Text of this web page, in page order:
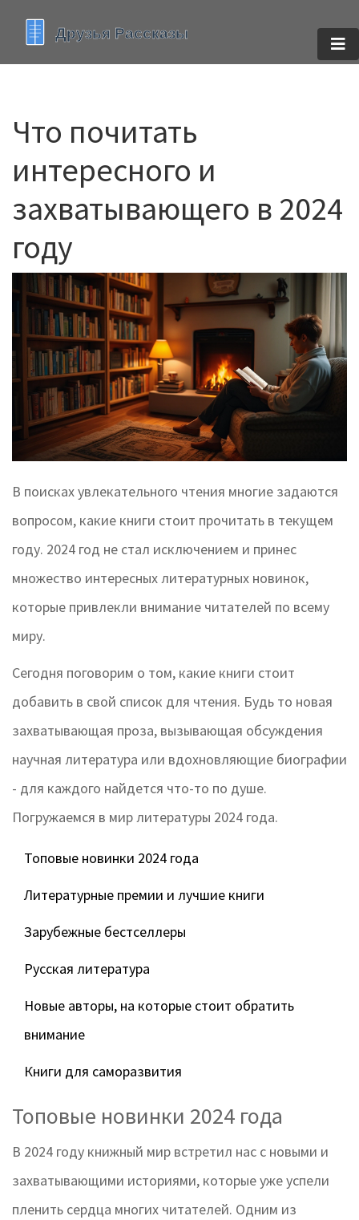
Что почитать
интересного и
захватывающего в 2024
году
В поисках увлекательного чтения многие задаются
вопросом, какие книги стоит прочитать в текущем
году. 2024 год не стал исключением и принес
множество интересных литературных новинок,
которые привлекли внимание читателей по всему
миру.
Сегодня поговорим о том, какие книги стоит
добавить в свой список для чтения. Будь то новая
захватывающая проза, вызывающая обсуждения
научная литература или вдохновляющие биографии
- для каждого найдется что-то по душе.
Погружаемся в мир литературы 2024 года.
Топовые новинки 2024 года
Литературные премии и лучшие книги
Зарубежные бестселлеры
Русская литература
Новые авторы, на которые стоит обратить
внимание
Книги для саморазвития
Топовые новинки 2024 года
В 2024 году книжный мир встретил нас с новыми и
захватывающими историями, которые уже успели
пленить сердца многих читателей. Одним из